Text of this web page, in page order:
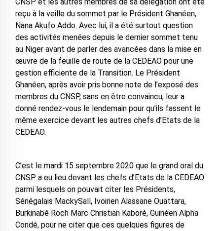
reçu à la veille du sommet par le Président Ghanéen,
Nana Akufo Addo. Avec lui, il a été surtout question
des activités menées depuis le dernier sommet tenu
au Niger avant de parler des avancées dans la mise en
œuvre de la feuille de route de la CEDEAO pour une
gestion efficiente de la Transition. Le Président
Ghanéen, après avoir pris bonne note de l’exposé des
membres du CNSP, sans en être convaincu, leur a
donné rendez-vous le lendemain pour qu’ils fassent le
même exercice devant les autres chefs d’Etats de la
CEDEAO.
C’est le mardi 15 septembre 2020 que le grand oral du
CNSP a eu lieu devant les chefs d’Etats de la CEDEAO
parmi lesquels on pouvait citer les Présidents,
Sénégalais MackySall, Ivoirien Alassane Ouattara,
Burkinabé Roch Marc Christian Kaboré, Guinéen Alpha
Condé, pour ne citer que ces quelques figures de